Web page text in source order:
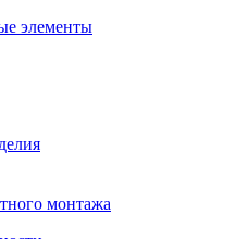
элементы
монтажа